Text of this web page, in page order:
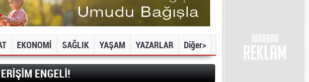
EKONOMİ SAĞLIK YAŞAM YAZARLAR Diğer>
ENGELİ!